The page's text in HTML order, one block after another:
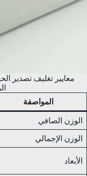
معايير تغليف تصدير
المواصفة
الوزن الصافي
الوزن الإجمالي
الأبعاد